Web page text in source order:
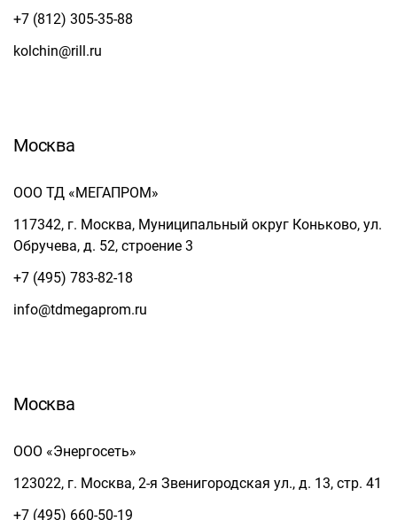
+7 (812) 305-35-88
kolchin@rill.ru
Москва
ООО ТД «МЕГАПРОМ»
117342, г. Москва, Муниципальный округ Коньково, ул.
Обручева, д. 52, строение 3
+7 (495) 783-82-18
info@tdmegaprom.ru
Москва
ООО «Энергосеть»
123022, г. Москва, 2-я Звенигородская ул., д. 13, стр. 41
+7 (495) 660-50-19